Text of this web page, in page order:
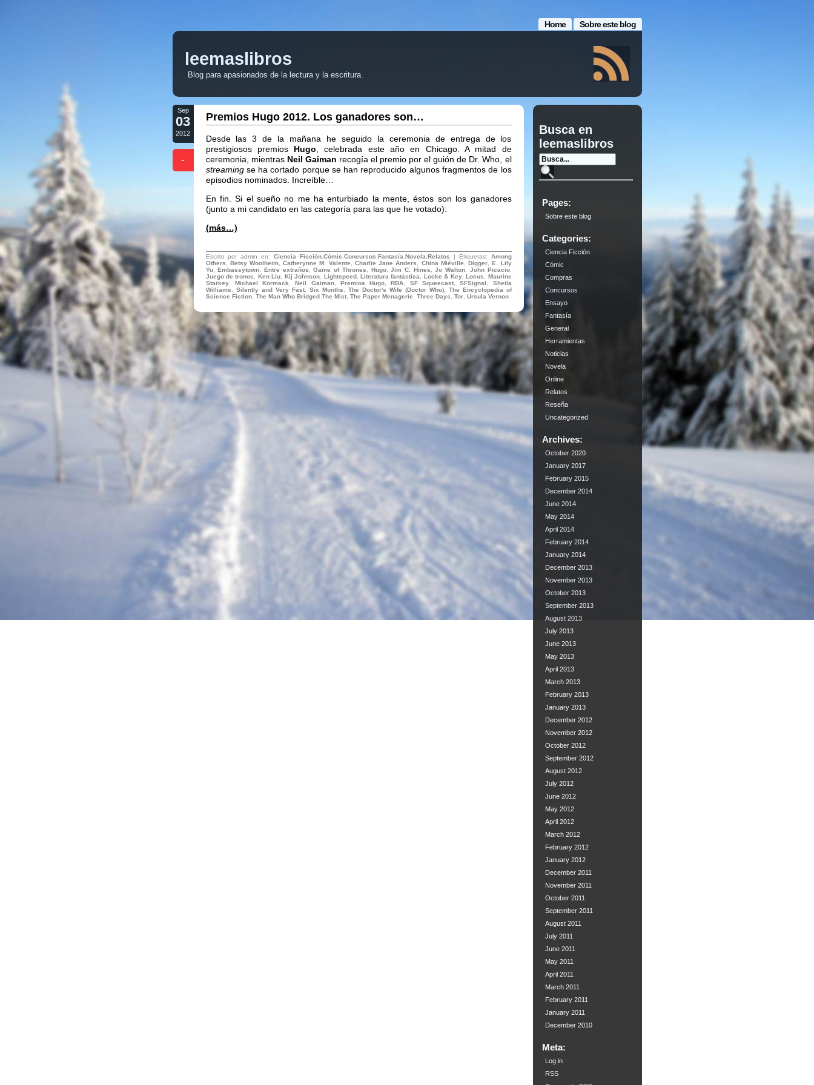
Sobre este blog
Home
leemaslibros
Blog para apasionados de la lectura y la escritura.
Sep
03
2012
-
Premios Hugo 2012. Los ganadores son…
Desde las 3 de la mañana he seguido la ceremonia de entrega de los
prestigiosos premios Hugo , celebrada este año en Chicago. A mitad de
ceremonia, mientras Neil Gaiman recogía el premio por el guión de Dr. Who, el
streamingse ha cortado porque se han reproducido algunos fragmentos de los
episodios nominados. Increíble…
En fin. Si el sueño no me ha enturbiado la mente, éstos son los ganadores
(junto a mi candidato en las categoría para las que he votado):
(más…)
Escrito por admin en: Ciencia Ficción, Cómic Concursos Fantasía Novela Relatos | Etiquetas: Among
Others
Betsy Woolheim,Catherynne M. Valente Charlie Jane Anders China Miéville ,Digger ,E. Lily
Yu,Embassytown Entre extraños ,Game of Thrones Hugo,Jim C. Hines ,Jo Walton John Picacio,
Juego de tronos
Ken Liu Kij Johnson Lightspeed, Literatura fantástica Locke & Key,Locus
Maurine
Starkey, Michael Kormack ,Neil Gaiman, Premios Hugo ,RBA SF Squeecast ,SFSignal
Sheila
Williams
Silently and Very Fast, Six Months The Doctor's Wife (Doctor Who), The Encyclopedia of
Science Fiction, The Man Who Bridged The Mist, The Paper Menagerie Three Days Tor, Ursula Vernon
Busca en
leemaslibros
Pages:
Sobre este blog
Categories:
Ciencia Ficción
Cómic
Compras
Concursos
Ensayo
Fantasía
General
Herramientas
Noticias
Novela
Online
Relatos
Reseña
Uncategorized
Archives:
October 2020
January 2017
February 2015
December 2014
June 2014
May 2014
April 2014
February 2014
January 2014
December 2013
November 2013
October 2013
September 2013
August 2013
July 2013
June 2013
May 2013
April 2013
March 2013
February 2013
January 2013
December 2012
November 2012
October 2012
September 2012
August 2012
July 2012
June 2012
May 2012
April 2012
March 2012
February 2012
January 2012
December 2011
November 2011
October 2011
September 2011
August 2011
July 2011
June 2011
May 2011
April 2011
March 2011
February 2011
January 2011
December 2010
Meta:
Log in
RSS